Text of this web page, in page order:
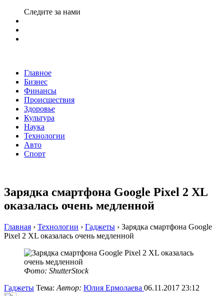
Следите за нами
Главное
Бизнес
Финансы
Происшествия
Здоровье
Культура
Наука
Технологии
Авто
Спорт
Зарядка смартфона Google Pixel 2 XL
оказалась очень медленной
Главная › Технологии › Гаджеты › Зарядка смартфона Google
Pixel 2 XL оказалась очень медленной
Фото: ShutterStock
Гаджеты Тема: Автор: Юлия Ермолаева 06.11.2017 23:12